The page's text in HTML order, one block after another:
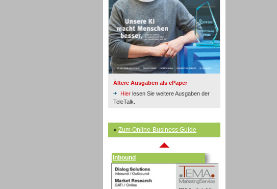
Ältere Ausgaben als ePaper
Hier lesen Sie weitere Ausgaben der
TeleTalk.
» Zum Online-Business Guide
Inbound